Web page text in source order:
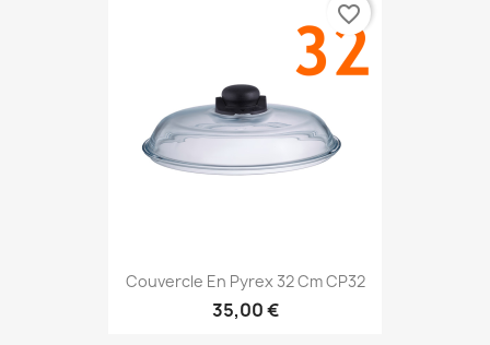
Couvercle En Pyrex 32 Cm CP32
35,00 €
favorite_border